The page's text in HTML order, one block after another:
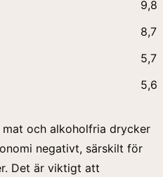
9,8
8,7
5,7
5,6
och alkoholfria drycker
negativt, särskilt för
Det är viktigt att